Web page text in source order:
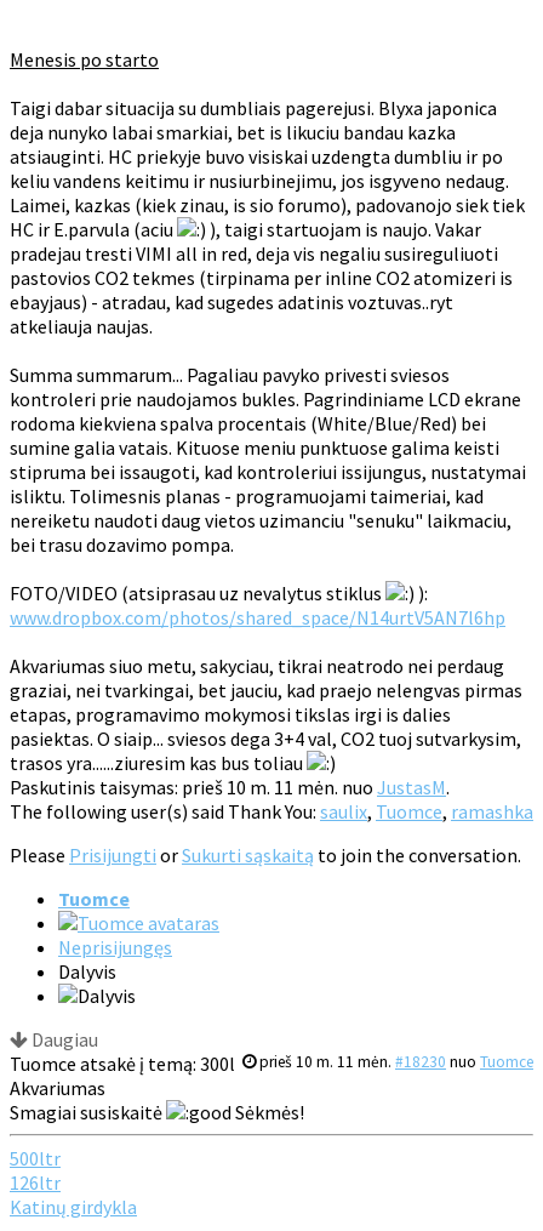
Menesis po starto
Taigi dabar situacija su dumbliais pagerejusi. Blyxa japonica
deja nunyko labai smarkiai, bet is likuciu bandau kazka
atsiauginti. HC priekyje buvo visiskai uzdengta dumbliu ir po
keliu vandens keitimu ir nusiurbinejimu, jos isgyveno nedaug.
Laimei, kazkas (kiek zinau, is sio forumo), padovanojo siek tiek
HC ir E.parvula (aciu
), taigi startuojam is naujo. Vakar
pradejau tresti VIMI all in red, deja vis negaliu susireguliuoti
pastovios CO2 tekmes (tirpinama per inline CO2 atomizeri is
ebayjaus) - atradau, kad sugedes adatinis voztuvas..ryt
atkeliauja naujas.
Summa summarum... Pagaliau pavyko privesti sviesos
kontroleri prie naudojamos bukles. Pagrindiniame LCD ekrane
rodoma kiekviena spalva procentais (White/Blue/Red) bei
sumine galia vatais. Kituose meniu punktuose galima keisti
stipruma bei issaugoti, kad kontroleriui issijungus, nustatymai
isliktu. Tolimesnis planas - programuojami taimeriai, kad
nereiketu naudoti daug vietos uzimanciu "senuku" laikmaciu,
bei trasu dozavimo pompa.
FOTO/VIDEO (atsiprasau uz nevalytus stiklus
):
www.dropbox.com/photos/shared_space/N14urtV5AN7l6hp
Akvariumas siuo metu, sakyciau, tikrai neatrodo nei perdaug
graziai, nei tvarkingai, bet jauciu, kad praejo nelengvas pirmas
etapas, programavimo mokymosi tikslas irgi is dalies
pasiektas. O siaip... sviesos dega 3+4 val, CO2 tuoj sutvarkysim,
trasos yra......ziuresim kas bus toliau
Paskutinis taisymas: prieš 10 m. 11 mėn. nuo JustasM.
The following user(s) said Thank You: saulix, Tuomce, ramashka
Please Prisijungti orSukurti sąskaitą to join the conversation.
Tuomce
Neprisijungęs
Dalyvis
Daugiau
prieš 10 m. 11 mėn. #18230 nuo Tuomce
Tuomce atsakė į temą: 300l
Akvariumas
Smagiai susiskaitė
Sėkmės!
500ltr
126ltr
Katinų girdykla